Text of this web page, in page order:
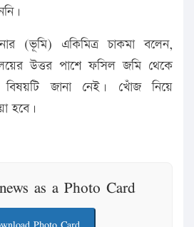
(ভূমি) একিমিত্র চাকমা বলেন,
উত্তর পাশে ফসিল জমি থেকে
জানা নেই। খোঁজ নিয়ে
হবে।
as a Photo Card